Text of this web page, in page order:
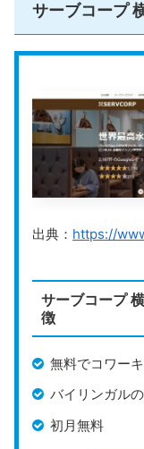
オフィスジャパン
行などビジネス
ます。ただし、
い。
全国11拠点の主
特徴です。
住所＋電話番号
話代行が含まれ
ン専属のオペレ
行を依頼できます
サーブコープ
出典： https://
サーブコープ
徴
無料でコワー
バイリンガル
初月無料